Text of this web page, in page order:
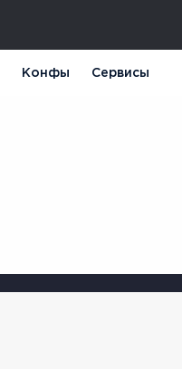
Конфы Сервисы